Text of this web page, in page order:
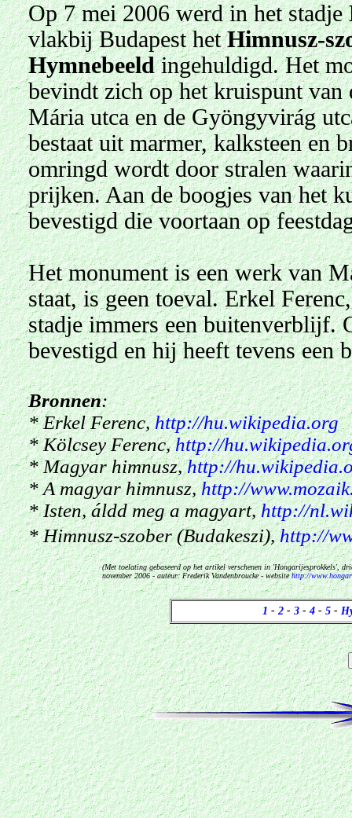
Op 7 mei 2006 werd in het stadje
vlakbij Budapest hetHimnusz-
Hymnebeeldingehuldigd. Het
bevindt zich op het kruispunt van
Mária utca en de Gyöngyvirág
bestaat uit marmer, kalksteen en
omringd wordt door stralen
prijken. Aan deboogjes van het
bevestigd die voortaan op
Het monument is een werk van
staat, is geen toeval. Erkel
stadje immers een buitenverblijf.
bevestigd en hij heeft tevens een
Bronnen:
* Erkel Ferenc,http://hu.wikipedia.org
* Kölcsey Ferenc,http://
* Magyar himnusz,http://
* A magyar himnusz,http://
* Isten, áldd meg a magyart,http://
* Himnusz-szober (Budakeszi),http://
(Met toelating gebaseerd op het artikel verschenen in 'Hongarijesprokkels',
november 2006 - auteur: Frederik Vandenbroucke - websitehttp://
1 - 2 - 3 -4 - 5 -